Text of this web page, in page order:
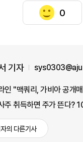
0
기자
인 "맥쿼리, 가비아 공개
주 취득하면 주가 뜬다?
의 다른기사